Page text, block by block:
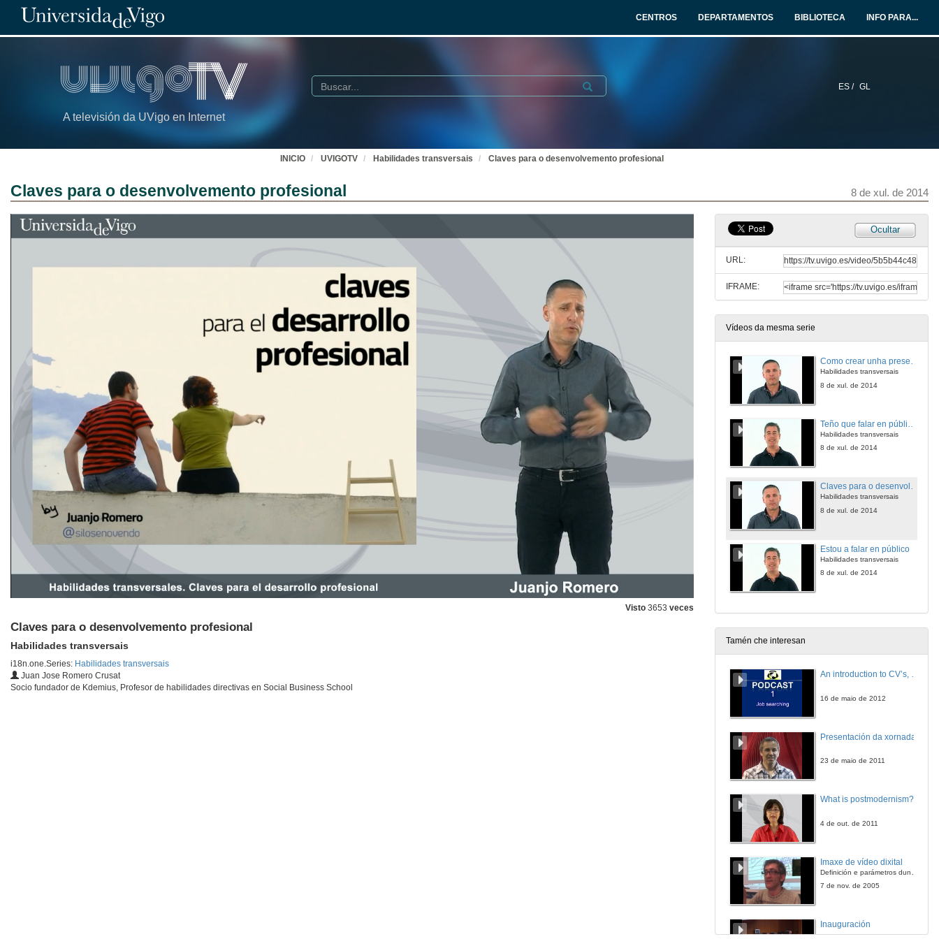
CENTROS DEPARTAMENTOS BIBLIOTECA INFO PARA...
A televisión da UVigo en Internet
ES / GL
Buscar Submit
INICIO UVIGOTV Habilidades transversais Claves para o desenvolvemento profesional
Claves para o desenvolvemento profesional 8 de xul. de 2014
Visto 3653 veces
Claves para o desenvolvemento profesional
Habilidades transversais
i18n.one.Series: Habilidades transversais
Juan Jose Romero Crusat
Socio fundador de Kdemius, Profesor de habilidades directivas en Social Business School
Ocultar
URL:
IFRAME:
Vídeos da mesma serie
Como crear unha presentación emocionalmente eficaz
Habilidades transversais
8 de xul. de 2014
Habilidades transversais
8 de xul. de 2014
Claves para o desenvolvemento profesional
Habilidades transversais
8 de xul. de 2014
Estou a falar en público
Habilidades transversais
8 de xul. de 2014
Tamén che interesan
An introduction to CV’s, letters, and job searching
16 de maio de 2012
Presentación da xornada
23 de maio de 2011
What is postmodernism?
4 de out. de 2011
Imaxe de vídeo dixital
Definición e parámetros dunha imaxe dixital. Resolución e Aspecto. Profundidade da cor. Compresión. Frame por segundo. Entrelazado. Campos, cadros
7 de nov. de 2005
Inauguración